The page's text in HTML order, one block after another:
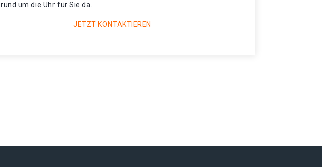
rund um die Uhr für Sie da.
JETZT KONTAKTIEREN